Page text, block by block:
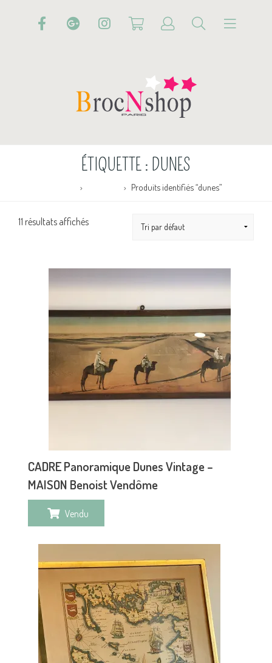
ÉTIQUETTE : DUNES
Produits identifiés “dunes”
11 résultats affichés
CADRE Panoramique Dunes Vintage –
MAISON Benoist Vendôme
Vendu